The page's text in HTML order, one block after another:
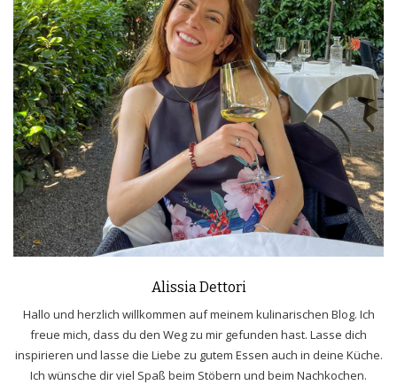
Alissia Dettori
Hallo und herzlich willkommen auf meinem kulinarischen Blog. Ich
freue mich, dass du den Weg zu mir gefunden hast. Lasse dich
inspirieren und lasse die Liebe zu gutem Essen auch in deine Küche.
Ich wünsche dir viel Spaß beim Stöbern und beim Nachkochen.